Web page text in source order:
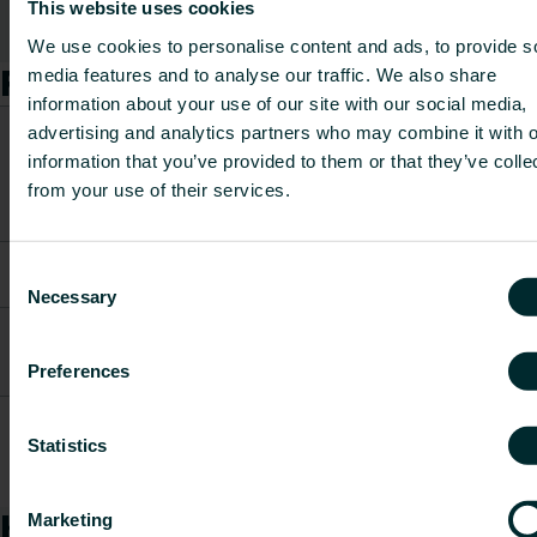
This website uses cookies
We use cookies to personalise content and ads, to provide
media features and to analyse our traffic. We also share
information about your use of our site with our social media,
advertising and analytics partners who may combine it with
information that you’ve provided to them or that they’ve
from your use of their services.
Selection
Necessary
Preferences
Statistics
Marketing
Rādīt visu
Preces
Preces kods
Preces
apraksts
Svars
CO2/Kg
ekvivalents
FBMATOOL20P21900